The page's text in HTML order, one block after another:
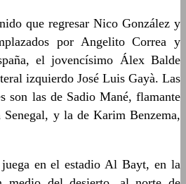
que regresar Nico González y
por Angelito Correa y
el jovencísimo Álex Balde
izquierdo José Luis Gayà. Las
son las de Sadio Mané, flamante
y la de Karim Benzema,
en el estadio Al Bayt, en la